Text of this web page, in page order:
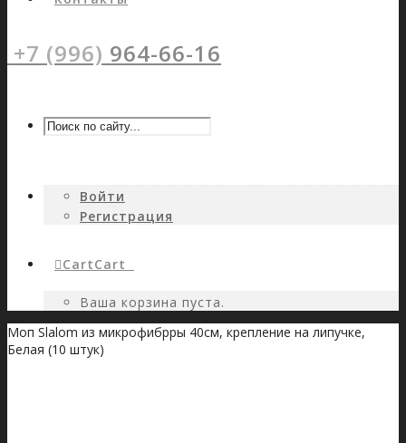
+7 (996) 964-66-16
Войти
Регистрация
CartCart
Ваша корзина пуста.
Моп Slalom из микрофибрры 40см, крепление на липучке,
Белая (10 штук)